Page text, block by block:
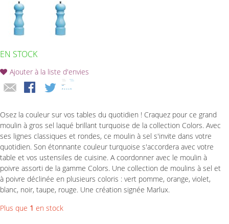
EN STOCK
Ajouter à la liste d'envies
Osez la couleur sur vos tables du quotidien ! Craquez pour ce grand
moulin à gros sel laqué brillant turquoise de la collection Colors. Avec
ses lignes classiques et rondes, ce moulin à sel s'invite dans votre
quotidien. Son étonnante couleur turquoise s'accordera avec votre
table et vos ustensiles de cuisine. A coordonner avec le moulin à
poivre assorti de la gamme Colors. Une collection de moulins à sel et
à poivre déclinée en plusieurs coloris : vert pomme, orange, violet,
blanc, noir, taupe, rouge. Une création signée Marlux.
Plus que 1 en stock